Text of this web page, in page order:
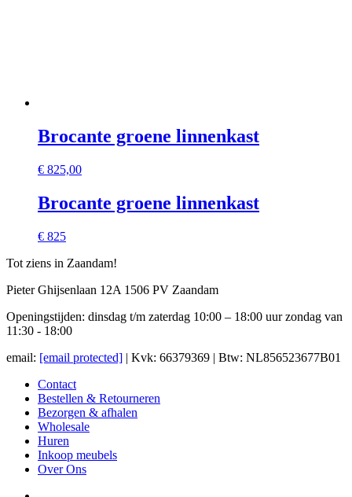
Brocante groene linnenkast
€ 825,00
Brocante groene linnenkast
€ 825
Tot ziens in Zaandam!
Pieter Ghijsenlaan 12A 1506 PV Zaandam
Openingstijden: dinsdag t/m zaterdag 10:00 – 18:00 uur zondag van
11:30 - 18:00
email: [email protected] | Kvk: 66379369 | Btw: NL856523677B01
Contact
Bestellen & Retourneren
Bezorgen & afhalen
Wholesale
Huren
Inkoop meubels
Over Ons